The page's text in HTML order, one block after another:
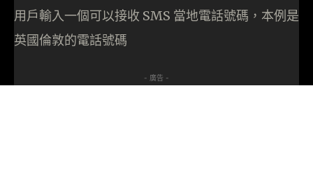
用戶輸入一個可以接收 SMS 當地電話號碼，本例是
英國倫敦的電話號碼
- 廣告 -